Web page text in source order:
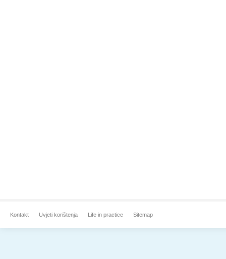
Kontakt Uvjeti korištenja Life in practice Sitemap